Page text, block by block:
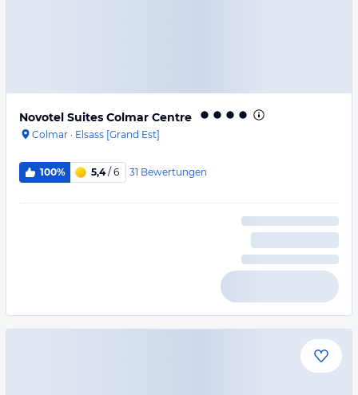
Novotel Suites Colmar Centre
Colmar · Elsass [Grand Est]
100% 5,4/ 6 31 Bewertungen